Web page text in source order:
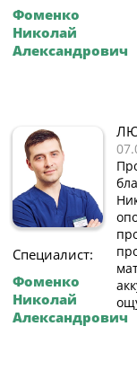
Фоменко
Николай
Александрович
Специалист:
Фоменко
Николай
Александрович